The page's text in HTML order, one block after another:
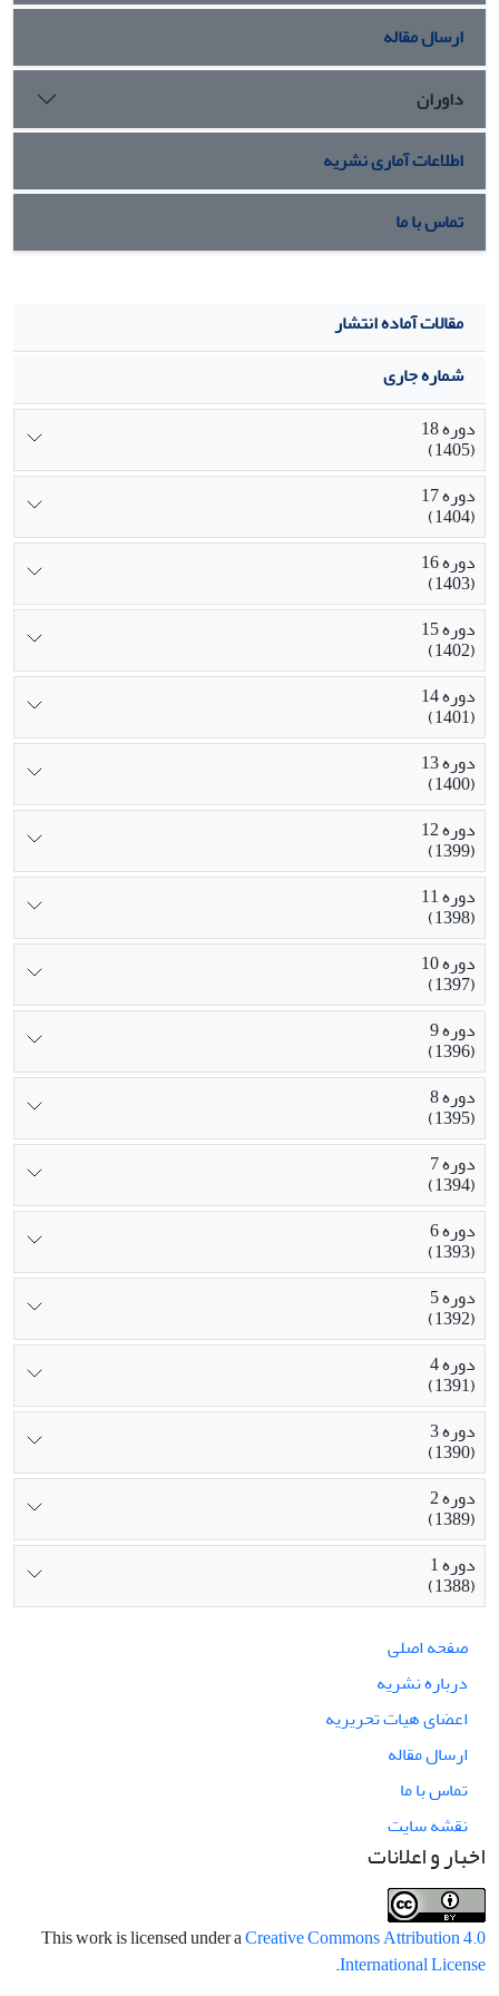
ارسال مقاله
داوران
اطلاعات آماری نشریه
تماس با ما
مقالات آماده انتشار
شماره جاری
دوره 18
(1405)
دوره 17
(1404)
دوره 16
(1403)
دوره 15
(1402)
دوره 14
(1401)
دوره 13
(1400)
دوره 12
(1399)
دوره 11
(1398)
دوره 10
(1397)
دوره 9
(1396)
دوره 8
(1395)
دوره 7
(1394)
دوره 6
(1393)
دوره 5
(1392)
دوره 4
(1391)
دوره 3
(1390)
دوره 2
(1389)
دوره 1
(1388)
صفحه اصلی
درباره نشریه
اعضای هیات تحریریه
ارسال مقاله
تماس با ما
نقشه سایت
اخبار و اعلانات
This work is licensed under aCreative Commons Attribution 4.0
International License
.